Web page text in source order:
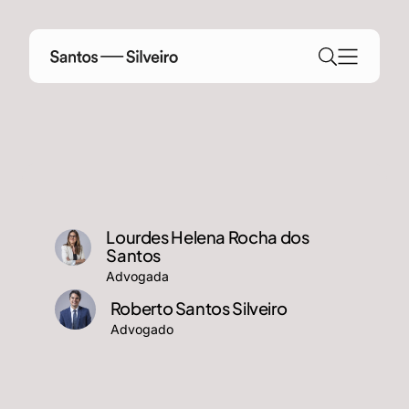
para
conteúdo
Lourdes Helena Rocha dos
Santos
Advogada
Roberto Santos Silveiro
Advogado